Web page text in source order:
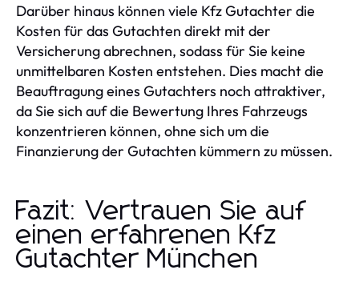
Darüber hinaus können viele Kfz Gutachter die
Kosten für das Gutachten direkt mit der
Versicherung abrechnen, sodass für Sie keine
unmittelbaren Kosten entstehen. Dies macht die
Beauftragung eines Gutachters noch attraktiver,
da Sie sich auf die Bewertung Ihres Fahrzeugs
konzentrieren können, ohne sich um die
Finanzierung der Gutachten kümmern zu müssen.
Fazit: Vertrauen Sie auf
einen erfahrenen Kfz
Gutachter München